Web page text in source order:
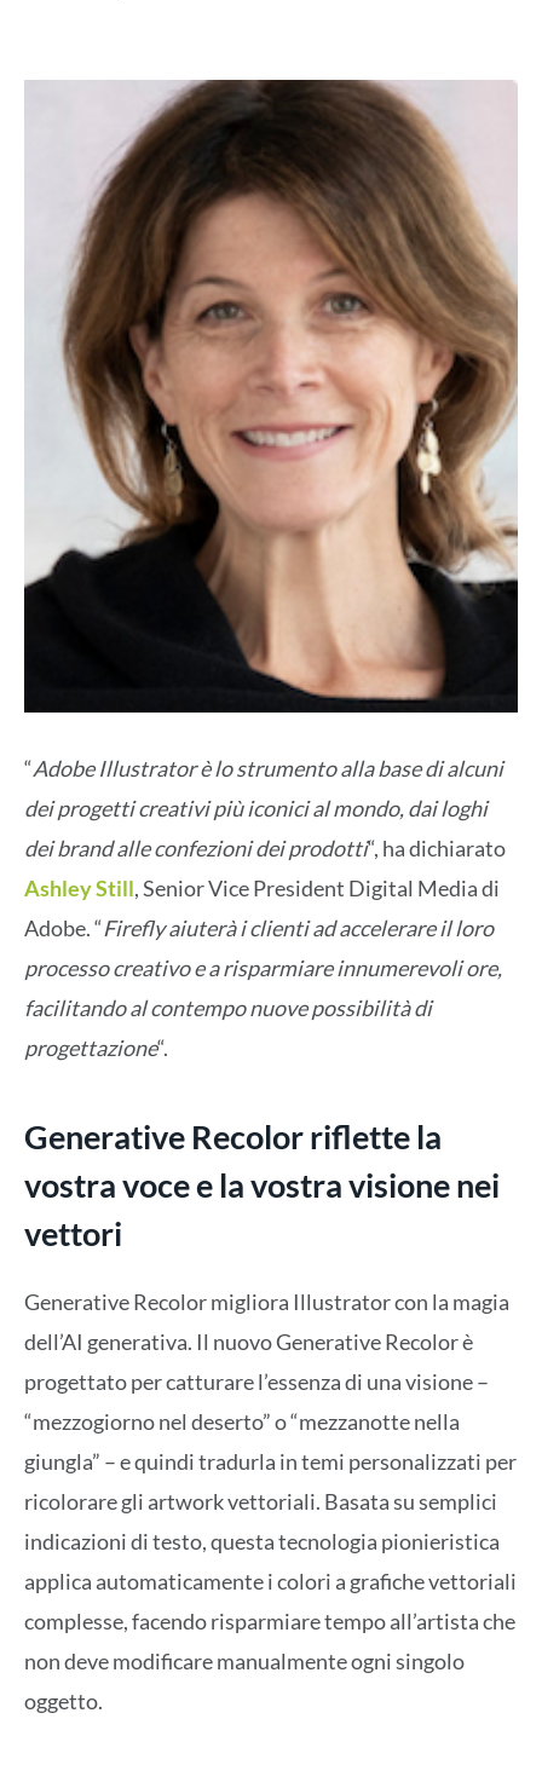
“Adobe Illustrator è lo strumento alla base di alcuni
dei progetti creativi più iconici al mondo, dai loghi
dei brand alle confezioni dei prodotti“, ha dichiarato
Ashley Still, Senior Vice President Digital Media di
Adobe. “Firefly aiuterà i clienti ad accelerare il loro
processo creativo e a risparmiare innumerevoli ore,
facilitando al contempo nuove possibilità di
progettazione“.
Generative Recolor riflette la
vostra voce e la vostra visione nei
vettori
Generative Recolor migliora Illustrator con la magia
dell’AI generativa. Il nuovo Generative Recolor è
progettato per catturare l’essenza di una visione –
“mezzogiorno nel deserto” o “mezzanotte nella
giungla” – e quindi tradurla in temi personalizzati per
ricolorare gli artwork vettoriali. Basata su semplici
indicazioni di testo, questa tecnologia pionieristica
applica automaticamente i colori a grafiche vettoriali
complesse, facendo risparmiare tempo all’artista che
non deve modificare manualmente ogni singolo
oggetto.